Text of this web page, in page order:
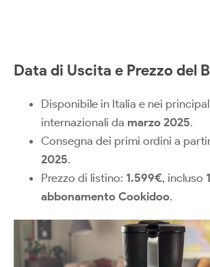
Data di Uscita e Prezzo del
Disponibile in Italia e nei
internazionali da marzo 2025.
Consegna dei primi ordini a
2025.
Prezzo di listino: 1.599€, incluso
abbonamento Cookidoo.